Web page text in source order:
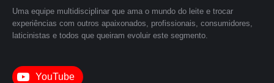
Uma equipe multidisciplinar que ama o mundo do leite e trocar
experiências com outros apaixonados, profissionais, consumidores,
laticinistas e todos que queiram evoluir este segmento.
YouTube